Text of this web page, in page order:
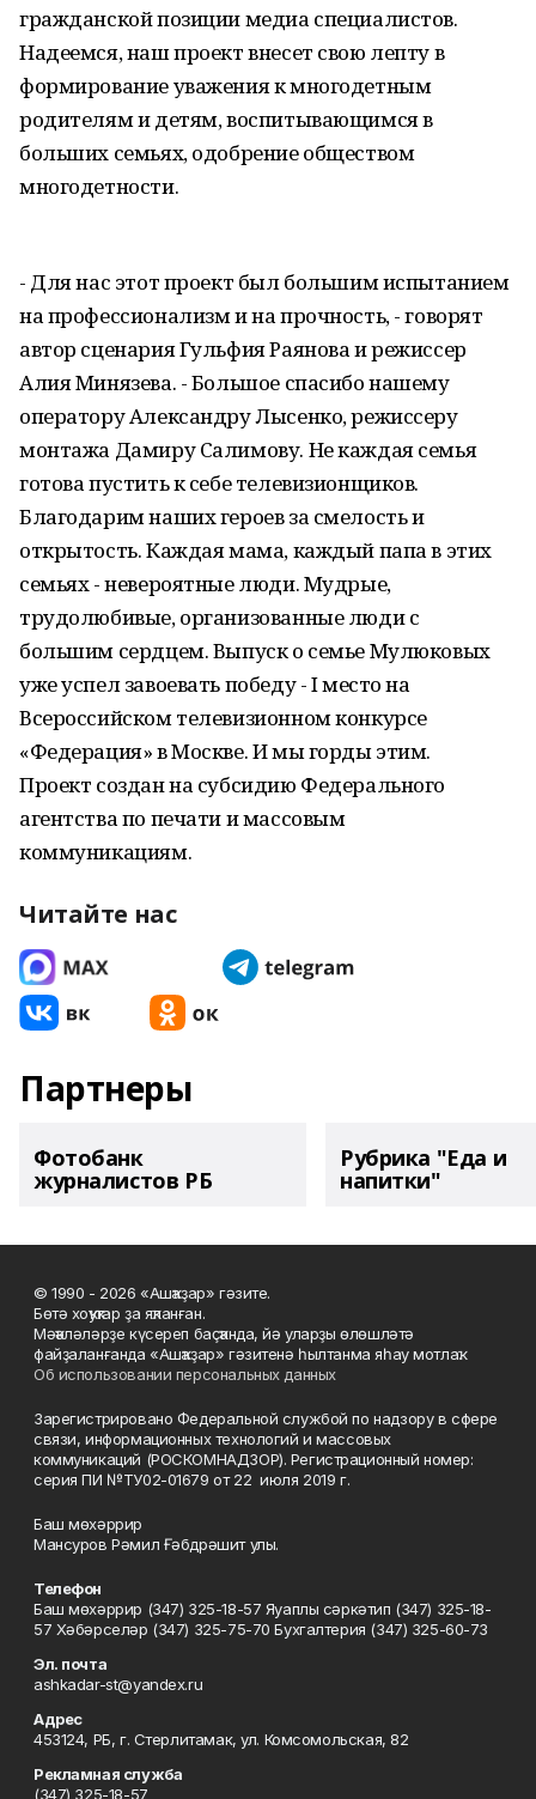
гражданской позиции медиа специалистов.
Надеемся, наш проект внесет свою лепту в
формирование уважения к многодетным
родителям и детям, воспитывающимся в
больших семьях, одобрение обществом
многодетности.
- Для нас этот проект был большим испытанием
на профессионализм и на прочность, - говорят
автор сценария Гульфия Раянова и режиссер
Алия Минязева. - Большое спасибо нашему
оператору Александру Лысенко, режиссеру
монтажа Дамиру Салимову. Не каждая семья
готова пустить к себе телевизионщиков.
Благодарим наших героев за смелость и
открытость. Каждая мама, каждый папа в этих
семьях - невероятные люди. Мудрые,
трудолюбивые, организованные люди с
большим сердцем. Выпуск о семье Мулюковых
уже успел завоевать победу - I место на
Всероссийском телевизионном конкурсе
«Федерация» в Москве. И мы горды этим.
Проект создан на субсидию Федерального
агентства по печати и массовым
коммуникациям.
Читайте нас
Партнеры
Фотобанк
журналистов РБ
Рубрика "Еда и
напитки"
© 1990 - 2026 «Ашҡаҙар» гәзите.
Бөтә хоҡуҡтар ҙа яҡланған.
Мәҡәләләрҙе күсереп баҫҡанда, йә уларҙы өлөшләтә
файҙаланғанда «Ашҡаҙар» гәзитенә һылтанма яһау мотлаҡ.
Об использовании персональных данных
Зарегистрировано Федеральной службой по надзору в сфере
связи, информационных технологий и массовых
коммуникаций (РОСКОМНАДЗОР). Регистрационный номер:
серия ПИ №ТУ02-01679 от 22 июля 2019 г.
Баш мөхәррир
Мансуров Рәмил Ғәбдрәшит улы.
Телефон
Баш мөхәррир (347) 325-18-57 Яуаплы сәркәтип (347) 325-18-
57 Хәбәрселәр (347) 325-75-70 Бухгалтерия (347) 325-60-73
Эл. почта
ashkadar-st@yandex.ru
Адрес
453124, РБ, г. Стерлитамак, ул. Комсомольская, 82
Рекламная служба
(347) 325-18-57